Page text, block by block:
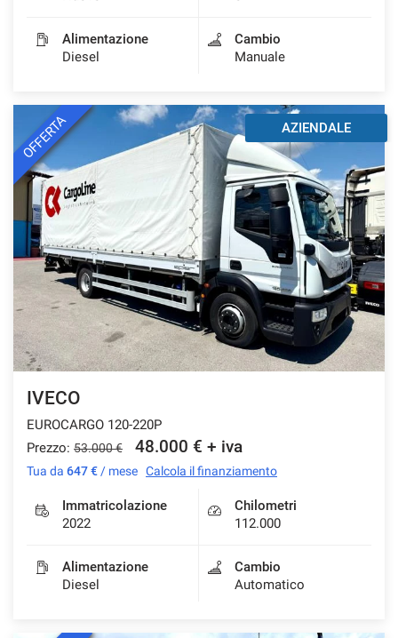
Alimentazione
Diesel
Cambio
Manuale
OFFERTA AZIENDALE
IVECO
EUROCARGO 120-220P
Prezzo: 53.000 € 48.000 € + iva
Tua da 647 € / mese Calcola il finanziamento
Immatricolazione
2022
Chilometri
112.000
Alimentazione
Diesel
Cambio
Automatico